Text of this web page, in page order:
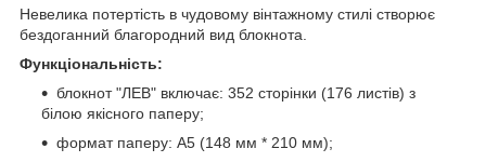
Невелика потертість в чудовому вінтажному стилі створює
бездоганний благородний вид блокнота.
Функціональність:
блокнот "ЛЕВ" включає: 352 сторінки (176 листів) з
білою якісного паперу;
формат паперу: А5 (148 мм * 210 мм);